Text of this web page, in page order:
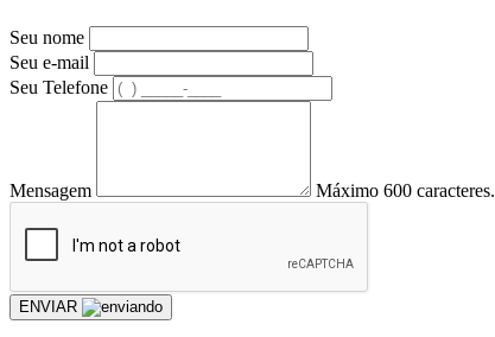
Seu nome
Seu e-mail
Seu Telefone
Mensagem Máximo 600 caracteres.
ENVIAR